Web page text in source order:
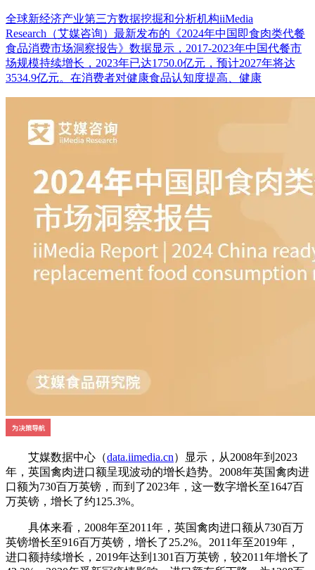
全球新经济产业第三方数据挖掘和分析机构iiMedia
Research（艾媒咨询）最新发布的《2024年中国即食肉类代餐
食品消费市场洞察报告》数据显示，2017-2023年中国代餐市
场规模持续增长，2023年已达1750.0亿元，预计2027年将达
3534.9亿元。在消费者对健康食品认知度提高、健康
艾媒数据中心（data.iimedia.cn）显示，从2008年到2023
年，英国禽肉进口额呈现波动的增长趋势。2008年英国禽肉进
口额为730百万英镑，而到了2023年，这一数字增长至1647百
万英镑，增长了约125.3%。
具体来看，2008年至2011年，英国禽肉进口额从730百万
英镑增长至916百万英镑，增长了25.2%。2011年至2019年，
进口额持续增长，2019年达到1301百万英镑，较2011年增长了